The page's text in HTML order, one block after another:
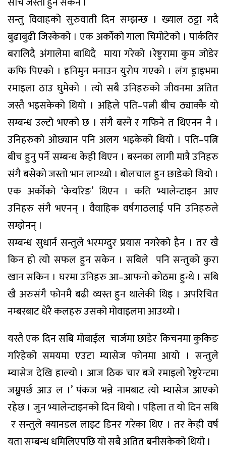
सन्तु विवाहको सुरुवाती दिन सम्झन्छ । ख्याल ठट्टा गदै
बुढाबुढी जिस्केको । एक अर्कोको गाला चिमोटेको । पार्कतिर
बरालिदै अंगालेमा बाधिदै माया गरेकाे ।रेष्टुरामा कुम जोडेर
कफि पिएको । हनिमुन मनाउन युरोप गएको । लंग ड्राइभमा
रमाइला ठाउ घुमेको । त्यो सबै उनिहरुको जीवनमा अतित
जस्तै भइसकेको थियो । अहिले पति–पत्नी बीच ठ्याक्कै यो
सम्बन्ध उल्टो भएको छ । संगै बस्ने र गफिने त थिएनन नै ।
उनिहरुको ओछ्यान पनि अलग भइकेको थियो । पति–पत्नि
बीच हुनु पर्ने सम्बन्ध केही थिएन । बस्नका लागी मात्रै उनिहरु
संगै बसेको जस्तो भान लाग्थ्यो । बोलचाल हुन छाडेको थियो ।
एक अर्कोको ‘केयरिङ’ थिएन । कति भ्यालेन्टाइन आए
उनिहरु संगै भएनन् । वैवाहिक वर्षगाठलाई पनि उनिहरुले
सम्झेनन् ।
सम्बन्ध सुधार्न सन्तुले भरमग्दुर प्रयास नगरेको हैन । तर खै
किन हो त्यो सफल हुन सकेन । सबिले पनि सन्तुको कुरा
खान सकिन । घरमा उनिहरु आ–आफनो कोठमा हुन्थे । सबि
खै अरुसंगै फोनमै बढी व्यस्त हुन थालेकी थिइ । अपरिचित
नम्बरबाट धेरै कलहरु उसको मोवाइलमा आउथ्यो ।
यस्तै एक दिन सबि माेबाईल चार्जमा छाडेर किचनमा कुकिङ
गरिहेको समयमा एउटा म्यासेज फोनमा आयो । सन्तुले
म्यासेज देखि हाल्यो । आज ठिक चार बजे रमाइलो रेष्टुरेन्टमा
जम्नुपर्छ आउ ल ।’ पंकज भन्ने नामबाट त्यो म्यासेज आएको
रहेछ । जुन भ्यालेन्टाइनको दिन थियो । पहिला त यो दिन सबि
र सन्तुले क्यानडल लाइट डिनर गरेका थिए । तर केही वर्ष
यता सम्बन्ध धमिलिएपछि यो सबै अतित बनीसकेको थियो ।